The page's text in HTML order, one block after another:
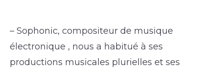
– Sophonic, compositeur de musique
électronique , nous a habitué à ses
productions musicales plurielles et ses